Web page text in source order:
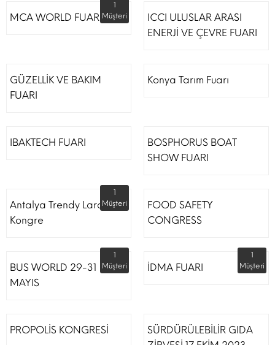
MCA WORLD FUARI
1
Müşteri
ICCI ULUSLAR ARASI
ENERJİ VE ÇEVRE FUARI
GÜZELLİK VE BAKIM
FUARI
Konya Tarım Fuarı
IBAKTECH FUARI
BOSPHORUS BOAT
SHOW FUARI
Antalya Trendy Lara Otel
Kongre
1
Müşteri
FOOD SAFETY
CONGRESS
BUS WORLD 29-31
MAYIS
1
Müşteri
İDMA FUARI
1
Müşteri
PROPOLİS KONGRESİ
SÜRDÜRÜLEBİLİR GIDA